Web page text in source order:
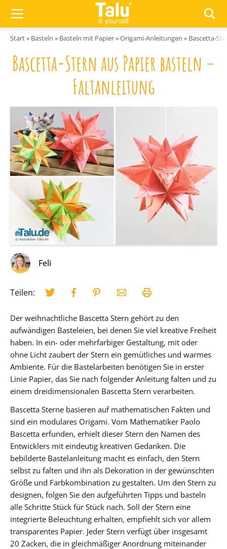
Start» Basteln » Basteln mit Papier»Origami-Anleitungen » Bascetta-
Bascetta-Stern aus Papier basteln –
Faltanleitung
Feli
Teilen:
Der weihnachtliche Bascetta Stern gehört zu den
aufwändigen Basteleien, bei denen Sie viel kreative Freiheit
haben. In ein- oder mehrfarbiger Gestaltung, mit oder
ohne Licht zaubert der Stern ein gemütliches und warmes
Ambiente. Für die Bastelarbeiten benötigen Sie in erster
Linie Papier, das Sie nach folgender Anleitung falten und zu
einem dreidimensionalen Bascetta Stern verarbeiten.
Bascetta Sterne basieren auf mathematischen Fakten und
sind ein modulares Origami. Vom Mathematiker Paolo
Bascetta erfunden, erhielt dieser Stern den Namen des
Entwicklers mit eindeutig kreativen Gedanken. Die
bebilderte Bastelanleitung macht es einfach, den Stern
selbst zu falten und ihn als Dekoration in der gewünschten
Größe und Farbkombination zu gestalten. Um den Stern zu
designen, folgen Sie den aufgeführten Tipps und basteln
alle Schritte Stück für Stück nach. Soll der Stern eine
integrierte Beleuchtung erhalten, empfiehlt sich vor allem
transparentes Papier. Jeder Stern verfügt über insgesamt
20 Zacken, die in gleichmäßiger Anordnung miteinander